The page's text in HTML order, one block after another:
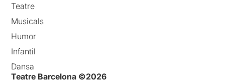
Teatre
Musicals
Humor
Infantil
Dansa
Teatre Barcelona ©2026